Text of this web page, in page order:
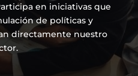
en iniciativas que
de políticas y
directamente nuestro